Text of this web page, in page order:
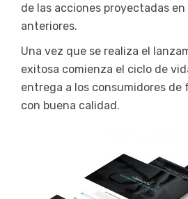
de las acciones proyectadas
anteriores.
Una vez que se realiza el
exitosa comienza el ciclo de
entrega a los consumidores
con buena calidad.